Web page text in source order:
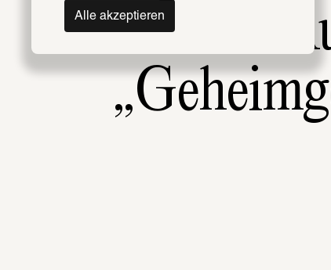
Alle akzeptieren